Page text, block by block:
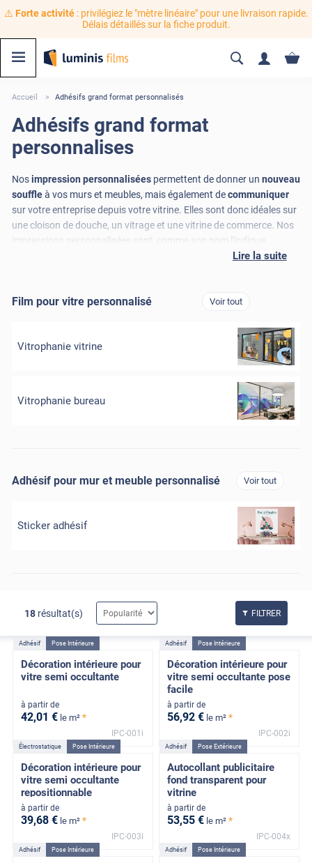
⚠️ Forte activité: privilégiez le "mètre linéaire" pour une livraison rapide.
Délais détaillés sur la fiche produit.
Accueil Adhésifs grand format personnalisés
Adhésifs grand format
personnalises
Nosimpression personnalisées permettent de donner un nouveau
souffleà vos murs et meubles, mais également decommuniquer
sur votre entreprise depuis votre vitrine. Elles sont donc idéales sur
une cloison de douche, un vitrage et une vitrine de commerce. Nos
impressions personnalisées sont, comme son nom l'indique,
. Disponibles en
libre cours à votre imagination, nous nous chargeons du reste.
Lire la suite
Film pour vitre personnalisé Voir tout
Vitrophanie vitrine
Vitrophanie bureau
Adhésif pour mur et meuble personnalisé Voir tout
Sticker adhésif
18 résultat(s) FILTRER
Adhésif Pose Intérieure
Décoration intérieure pour
vitre semi occultante
à partir de
42,01 € le m² *
IPC-001i
Adhésif Pose Intérieure
Décoration intérieure pour
vitre semi occultante pose
facile
à partir de
56,92 € le m² *
IPC-002i
Électrostatique Pose Intérieure
Décoration intérieure pour
vitre semi occultante
repositionnable
à partir de
39,68 € le m² *
IPC-003i
Adhésif Pose Extérieure
Autocollant publicitaire
fond transparent pour
vitrine
à partir de
53,55 € le m² *
IPC-004x
Adhésif Pose Intérieure Adhésif Pose Intérieure